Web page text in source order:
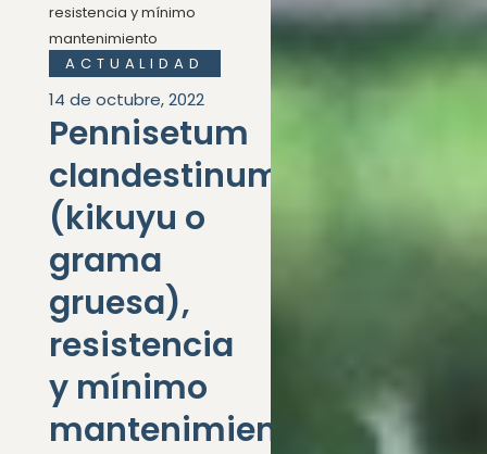
resistencia y mínimo
mantenimiento
ACTUALIDAD
14 de octubre, 2022
Pennisetum
clandestinum
(kikuyu o
grama
gruesa),
resistencia
y mínimo
mantenimiento